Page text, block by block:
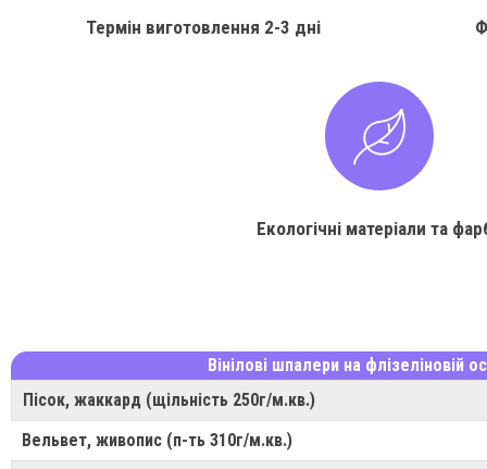
Термін виготовлення 2-3 дні
Екологічні матеріали та
Вінілові шпалери на флізеліновій
Пісок, жаккард (щільність 250г/м.кв.)
Вельвет, живопис (п-ть 310г/м.кв.)